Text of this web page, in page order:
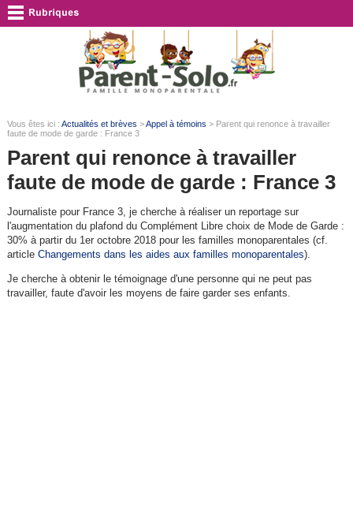
Vous êtes ici : Actualités et brèves >Appel à témoins > Parent qui renonce à travailler
faute de mode de garde : France 3
Parent qui renonce à travailler
faute de mode de garde : France 3
Journaliste pour France 3, je cherche à réaliser un reportage sur
l'augmentation du plafond du Complément Libre choix de Mode de Garde :
30% à partir du 1er octobre 2018 pour les familles monoparentales (cf.
article Changements dans les aides aux familles monoparentales).
Je cherche à obtenir le témoignage d'une personne qui ne peut pas
travailler, faute d'avoir les moyens de faire garder ses enfants.